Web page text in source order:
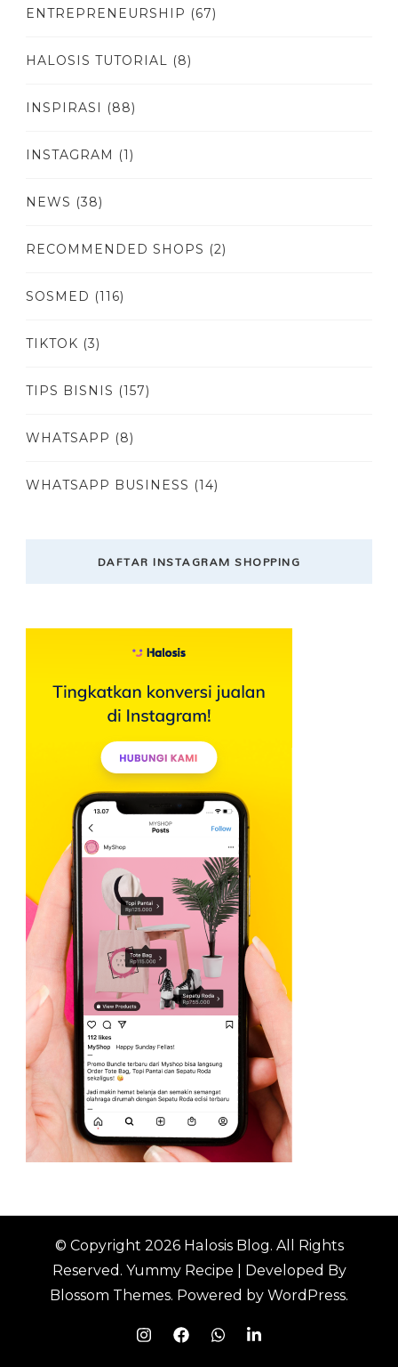
ENTREPRENEURSHIP (67)
HALOSIS TUTORIAL (8)
INSPIRASI (88)
INSTAGRAM (1)
NEWS (38)
RECOMMENDED SHOPS (2)
SOSMED (116)
TIKTOK (3)
TIPS BISNIS (157)
WHATSAPP (8)
WHATSAPP BUSINESS (14)
DAFTAR INSTAGRAM SHOPPING
© Copyright 2026 Halosis Blog. All Rights
Reserved. Yummy Recipe | Developed By
Blossom Themes. Powered by WordPress.